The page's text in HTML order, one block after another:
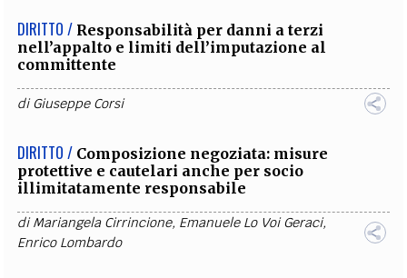
DIRITTO / Responsabilità per danni a terzi
nell’appalto e limiti dell’imputazione al
committente
diGiuseppe Corsi
DIRITTO / Composizione negoziata: misure
protettive e cautelari anche per socio
illimitatamente responsabile
diMariangela Cirrincione, Emanuele Lo Voi Geraci,
Enrico Lombardo